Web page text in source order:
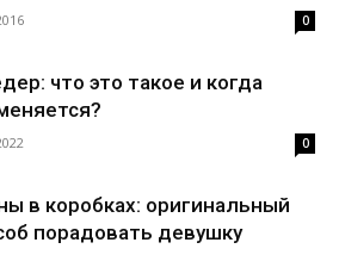
0
что это такое и когда
0
в коробках: оригинальный
порадовать девушку